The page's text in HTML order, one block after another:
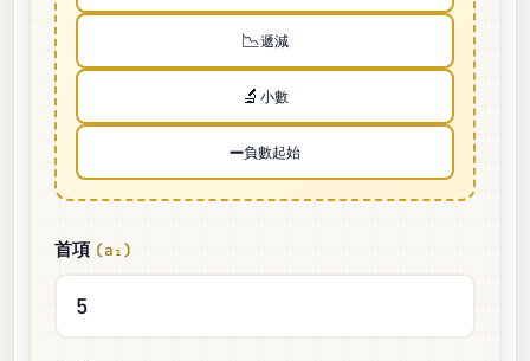
📉遞減
🔬 小數
➖負數起始
首項 (a₁)